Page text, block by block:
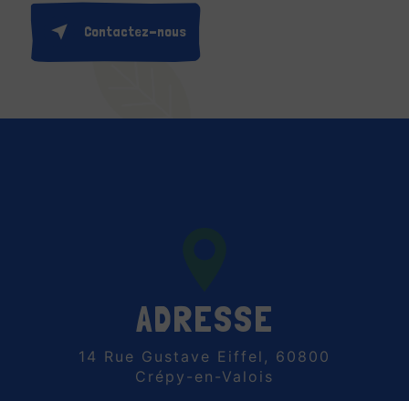
Contactez-nous
ADRESSE
14 Rue Gustave Eiffel, 60800
Crépy-en-Valois